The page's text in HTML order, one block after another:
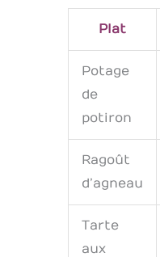
Plat
Potage
de
potiron
Ragoût
d’agneau
Tarte
aux